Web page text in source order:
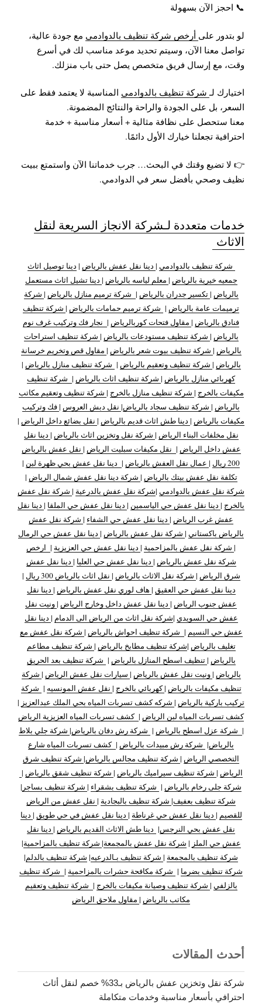
📞 احجز الآن بسهولة
لو بتدور على أرخص شركة تنظيف بالدوادمي مع جودة عالية،
تواصل معنا الآن، وسيتم تحديد موعد مناسب لك في أسرع
وقت، مع إرسال فريق متخصص يصل حتى باب منزلك.
اختيارك لـ شركة تنظيف بالدوادمي المناسبة لا يعتمد فقط على
السعر، بل على الجودة والراحة والنتائج المضمونة.
معنا ستحصل على نظافة مثالية + أسعار مناسبة + خدمة
احترافية تجعلنا خيارك الأول دائمًا.
👉 لا تضيع وقتك في البحث… جرب خدماتنا الآن واستمتع ببيت
نظيف وصحي بأفضل سعر في الدوادمي.
خدمات متعددة لـشركة الانجاز السريعة لنقل
الاثاث
شركة تنظيف بالدوادمي | دينا نقل عفش بالرياض | دينا توصيل اثاث
جمعيه خيرية بالرياض | معلم لياسه بالرياض | دينا تشيل اثاث مستعمل
بالرياض |تكسير جدران بالرياض | شركة ترميم منازل بالرياض | شركة
ترميمات عامة بالرياض | شركة ترميم حمامات بالرياض | شركة تنظيف
فنادق بالرياض | مقاول فتحات كوربالرياض | نجار فك وتركيب غرف نوم
بالرياض | شركة تنظيف مستودعات بالرياض | شركة تنظيف استراحات
بالرياض | شركة تنظيف بيوت شعر بالرياض | مقاول قص وتخريم خرسانة
بالرياض | شركة تنظيف وتعقيم بالرياض | شركة تنظيف منازل بالرياض |
كهربائي منازل بالرياض | شركة تنظيف اثاث بالرياض | شركة تنظيف
مكيفات بالخرج | شركة تنظيف منازل بالخرج | شركة تنظيف وتعقيم مكاتب
بالرياض | شركة تنظيف سجاد بالرياض| نقل دبش العروس |فك وتركيب
مكيفات بالرياض | دينا طش اثاث قديم بالرياض | نقل بضائع داخل الرياض |
نقل مخلفات البناء الرياض | شركة نقل وتخزين اثاث بالرياض | دينا نقل
عفش داخل الرياض | نقل مكيفات سبليت الرياض | نقل عفش بالرياض
200 ريال
| عمال نقل العفش بالرياض | دينا نقل عفش بحي ظهرة لبن |
تكلفة نقل عفش بيتك بالرياض | شركة دينا نقل عفش شمال الرياض |
شركة نقل عفش بالدوادمي |شركة نقل عفش بالدرعية | شركة نقل عفش
بالخرج | دينا نقل عفش حي الياسمين | دينا نقل عفش حي الملقا | دينا نقل
عفش غرب الرياض | دينا نقل عفش حي الشفاء | شركة نقل عفش
بالرياض باكستاني | شركة نقل عفش بالرياض | دينا نقل عفش حي الرمال
| شركة نقل عفش بالمزاحمية | دينا نقل عفش حي العزيزية | ارخص
شركة نقل عفش بالرياض | دينا نقل عفش حي العليا | دينا نقل عفش
شرق الرياض | شركة نقل الاثاث بالرياض | نقل اثاث بالرياض 300 ريال
|
دينا نقل عفش حي العقيق | هاف لوري نقل عفش بالرياض | دينا نقل
عفش جنوب الرياض | دينا نقل عفش داخل وخارج الرياض |ونيت نقل
عفش حي السويدي |شركة نقل اثاث من الرياض الى الدمام | دينا نقل
عفش حي النسيم | شركة تنظيف احواش بالرياض | شركة نقل عفش مع
تغليف بالرياض |شركة تنظيف مطابخ بالرياض | شركة تنظيف مطاعم
بالرياض |تنظيف اسطح المنازل بالرياض | شركة تنظيف بعد الحريق
بالرياض |ونيت نقل عفش بالرياض | سيارات نقل عفش الرياض | شركة
تنظيف مكيفات بالرياض |كهربائي بالخرج | نقل عفش المونسيه | شركة
تركيب باركية بالرياض | شركه كشف تسربات المياه بحي الملك عبدالعزيز |
كشف تسربات المياه لبن الرياض | كشف تسربات المياه العزيزية الرياض
| شركة عزل اسطح بالرياض | شركة رش دفان بالرياض| شركة جلي بلاط
بالرياض| شركة رش مبيدات بالرياض | كشف تسربات المياه شارع
التخصصي الرياض | شركة تنظيف مجالس بالرياض| شركة تنظيف شرق
الرياض | شركة تنظيف سيراميك بالرياض | شركة تنظيف شقق بالرياض |
شركة جلى رخام بالرياض | شركة تنظيف بشقراء | شركة تنظيف بساجر |
شركة تنظيف بعفيف| شركة تنظيف بالبجادية | نقل عفش من الرياض
للقصيم | دينا نقل عفش حي غرناطة | دينا نقل عفش في حي طويق | دينا
نقل عفش بحي النرجس| دينا طش الاثاث القديم بالرياض | دينا نقل
عفش حي الملز | شركة نقل عفش بالمجمعة| شركة تنظيف بالمزاحمية|
شركة تنظيف بالمجمعة | شركة تنظيف بـالدرعيه| شركة تنظيف بالدلم|
شركة تنظيف بضرما | شركة مكافحة حشرات بالمزاحمية | شركة تنظيف
بالزلفي | شركة تنظيف وصيانة مكيفات بالخرج | شركة تنظيف وتعقيم
مكاتب بالرياض | مقاول ملاحق الرياض
أحدث المقالات
شركة نقل وتخزين عفش بالرياض بـ33% خصم لنقل أثاث
احترافي بأسعار مناسبة وخدمات متكاملة